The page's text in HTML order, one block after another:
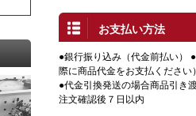
お支払い方法
●銀行振り込み（代金前払い）
際に商品代金をお支払ください
●代金引換発送の場合商品引き
注文確認後７日以内